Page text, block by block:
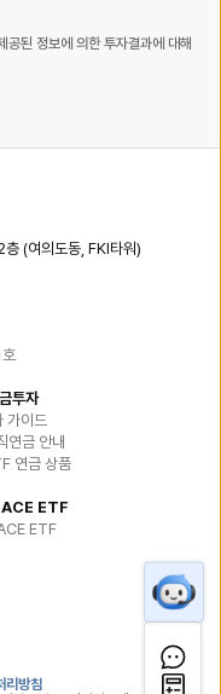
공된 정보에 의한 투자결과에 대해
층(여의도동, FKI타워)
투자
가이드
연금 안내
연금 상품
ETF
ETF
리방침